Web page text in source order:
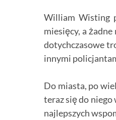
William Wisting
miesięcy, a
dotychczasowe
innymi
Do miasta, po
teraz się do niego
najlepszych